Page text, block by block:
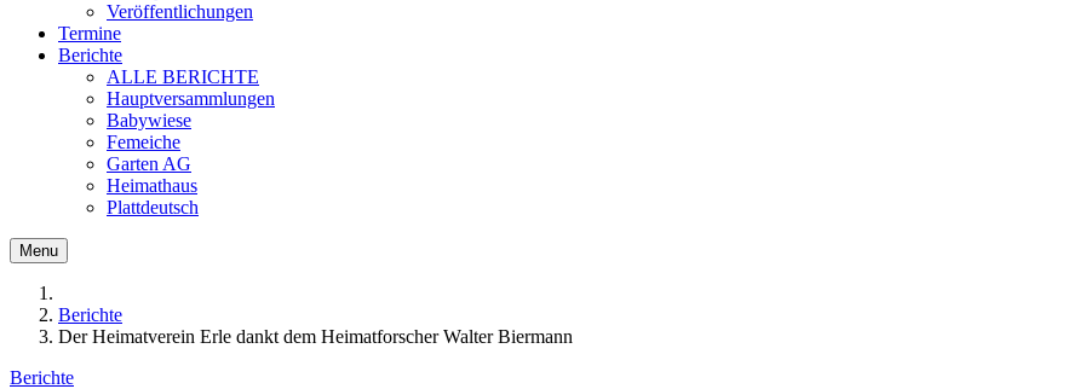
Veröffentlichungen
Termine
Berichte
ALLE BERICHTE
Hauptversammlungen
Babywiese
Femeiche
Garten AG
Heimathaus
Plattdeutsch
Menu
Berichte
Der Heimatverein Erle dankt dem Heimatforscher Walter Biermann
Berichte